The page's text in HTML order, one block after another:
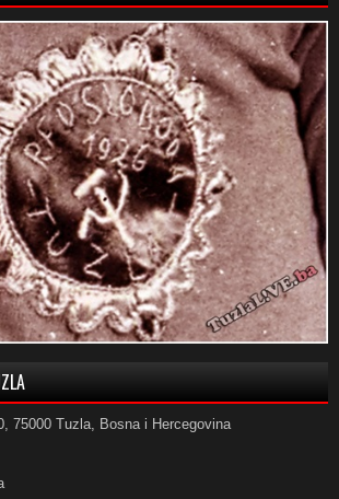
75000 Tuzla, Bosna i Hercegovina